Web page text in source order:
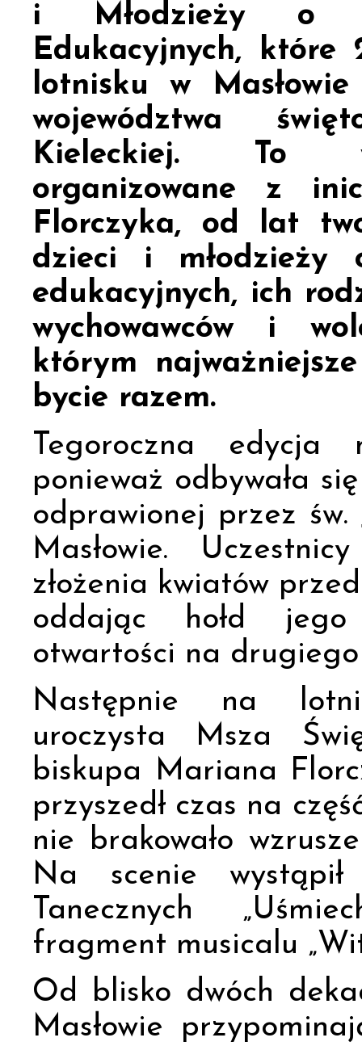
i Młodzieży o
Edukacyjnych, które
lotnisku w
województwa
Kieleckiej. To
organizowane z
Florczyka, od lat
dzieci i młodzieży
edukacyjnych, ich
wychowawców i
którym
bycie razem.
Tegoroczna edycja
ponieważ odbywała
odprawionej przez
Masłowie.
złożenia kwiatów
oddając hołd
otwartości na drugiego
Następnie na
uroczysta Msza
biskupa Mariana
przyszedł czas na
nie brakowało
Na scenie wystąpił
Tanecznych
fragment musicalu
Od blisko dwóch
Masłowie